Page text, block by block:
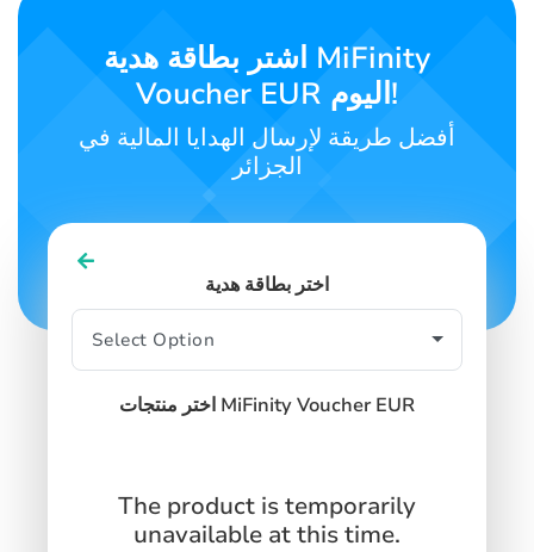
اتصل
SIGN IN
اشتر بطاقة هدية MiFinity
Voucher EUR اليوم!
أفضل طريقة لإرسال الهدايا المالية في
الجزائر
اختر بطاقة هدية
اختر منتجات MiFinity Voucher EUR
The product is temporarily
unavailable at this time.